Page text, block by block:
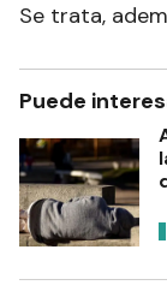
Se trata,
Puede